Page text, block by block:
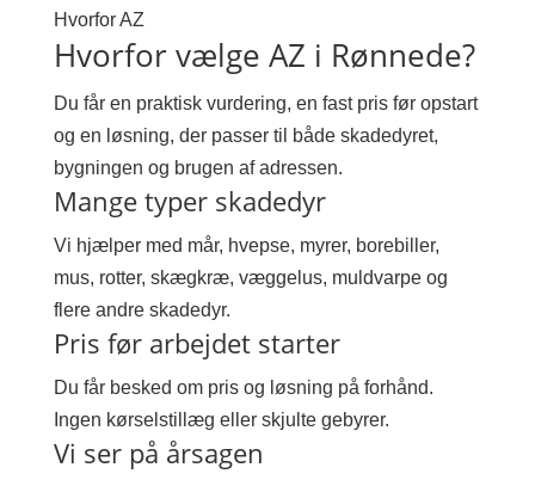
Hvorfor AZ
Hvorfor vælge AZ i Rønnede?
Du får en praktisk vurdering, en fast pris før opstart
og en løsning, der passer til både skadedyret,
bygningen og brugen af adressen.
Mange typer skadedyr
Vi hjælper med mår, hvepse, myrer, borebiller,
mus, rotter, skægkræ, væggelus, muldvarpe og
flere andre skadedyr.
Pris før arbejdet starter
Du får besked om pris og løsning på forhånd.
Ingen kørselstillæg eller skjulte gebyrer.
Vi ser på årsagen